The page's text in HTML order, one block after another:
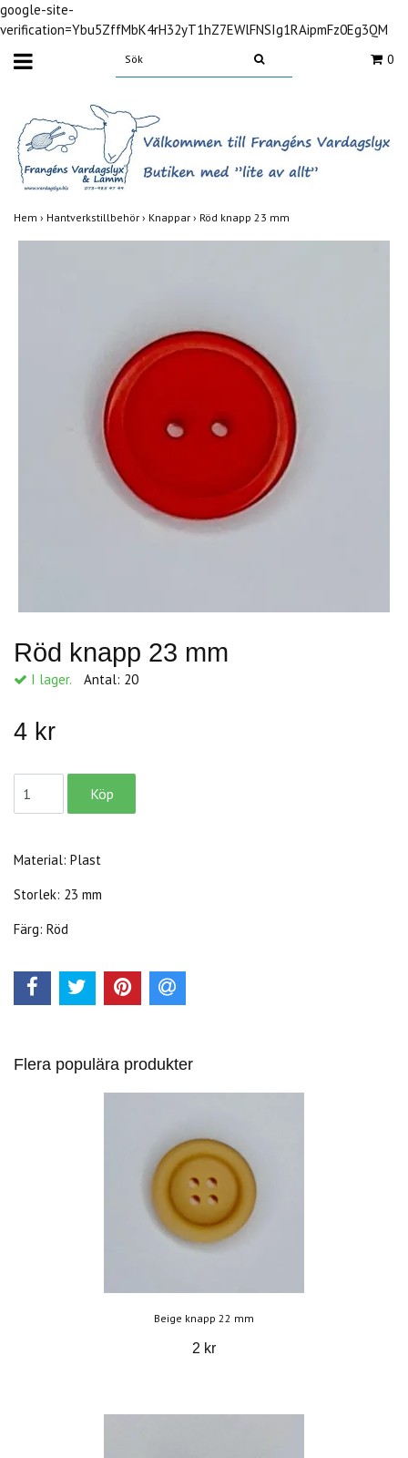
google-site-
verification=Ybu5ZffMbK4rH32yT1hZ7EWlFNSIg1RAipmFz0Eg3QM
0
Hem › Hantverkstillbehör › Knappar › Röd knapp 23 mm
Röd knapp 23 mm
I lager. Antal: 20
4 kr
Material: Plast
Storlek: 23 mm
Färg: Röd
Flera populära produkter
Beige knapp 22 mm
2 kr